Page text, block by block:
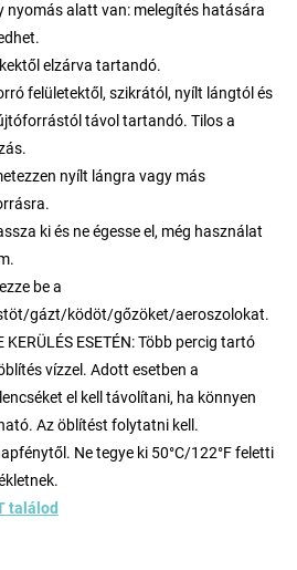
nyomás alatt van: melegítés hatására
elzárva tartandó.
felületektől, szikrától, nyílt lángtól és
távol tartandó. Tilos a
nyílt lángra vagy más
ki és ne égesse el, még használat
be a
gázt/ködöt/gőzöket/aeroszolokat.
KERÜLÉS ESETÉN: Több percig tartó
vízzel. Adott esetben a
el kell távolítani, ha könnyen
Az öblítést folytatni kell.
Ne tegye ki 50°C/122°F feletti
találod